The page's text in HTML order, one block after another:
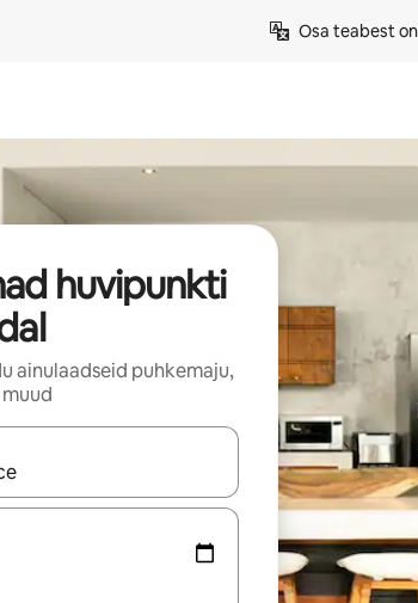
Osa teabest
huvipunkti
ainulaadseid puhkemaju,
liigu ekraanil nooleklahvidega või puuduta või